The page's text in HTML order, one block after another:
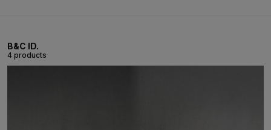
B&C ID.
4 products